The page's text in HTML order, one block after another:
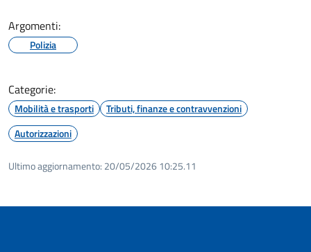
Argomenti:
Polizia
Categorie:
Mobilità e trasporti
Tributi, finanze e contravvenzioni
Autorizzazioni
Ultimo aggiornamento: 20/05/2026 10:25.11